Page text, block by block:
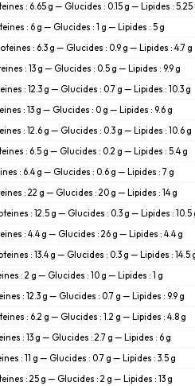
: 6.65 g — Glucides : 0.15 g — Lipides : 5.25
: 6 g — Glucides : 1 g — Lipides : 5 g
: 6.3 g — Glucides : 0.9 g — Lipides : 4.7 g
: 13 g — Glucides : 0.5 g — Lipides : 9.9 g
: 12.3 g — Glucides : 0.7 g — Lipides : 10.3 g
: 13 g — Glucides : 0 g — Lipides : 9.6 g
: 12.6 g — Glucides : 0.3 g — Lipides : 10.6 g
: 6.5 g — Glucides : 0.2 g — Lipides : 5.4 g
: 6.4 g — Glucides : 0.6 g — Lipides : 7 g
: 22 g — Glucides : 20 g — Lipides : 14 g
: 12.5 g — Glucides : 0.3 g — Lipides : 10.5
: 4.4 g — Glucides : 26 g — Lipides : 4.4 g
: 13.4 g — Glucides : 0.3 g — Lipides : 14.5
: 2 g — Glucides : 10 g — Lipides : 1 g
: 12.3 g — Glucides : 0.7 g — Lipides : 9.9 g
: 6.2 g — Glucides : 1.2 g — Lipides : 4.8 g
: 13 g — Glucides : 2.7 g — Lipides : 6 g
: 11 g — Glucides : 0.7 g — Lipides : 3.5 g
: 25 g — Glucides : 2 g — Lipides : 13 g